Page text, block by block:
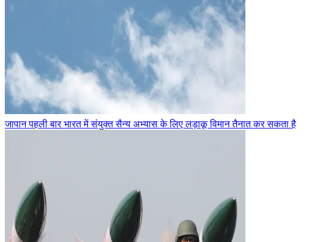
जापान पहली बार भारत में संयुक्त सैन्य अभ्यास के लिए लड़ाकू विमान तैनात कर सकता है